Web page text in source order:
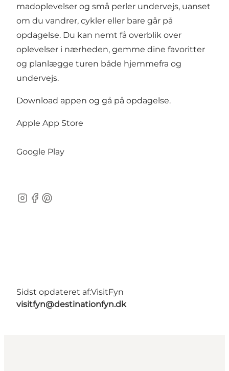
madoplevelser og små perler undervejs, uanset
om du vandrer, cykler eller bare går på
opdagelse. Du kan nemt få overblik over
oplevelser i nærheden, gemme dine favoritter
og planlægge turen både hjemmefra og
undervejs.
Download appen og gå på opdagelse.
Apple App Store
Google Play
Instagram
Facebook
Pinterest
Sidst opdateret af:VisitFyn
visitfyn@destinationfyn.dk